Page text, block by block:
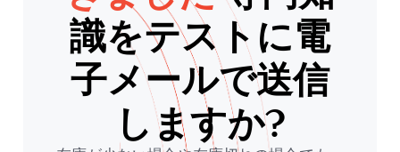
識をテストに電
子メールで送信
しますか?